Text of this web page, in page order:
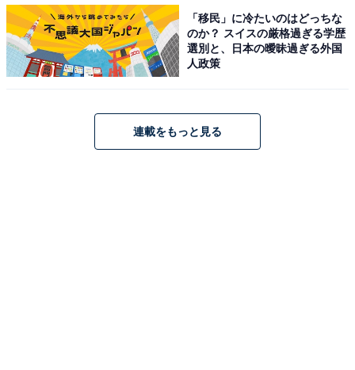
「移民」に冷たいのはどっちな
のか？ スイスの厳格過ぎる学歴
選別と、日本の曖昧過ぎる外国
人政策
連載をもっと見る